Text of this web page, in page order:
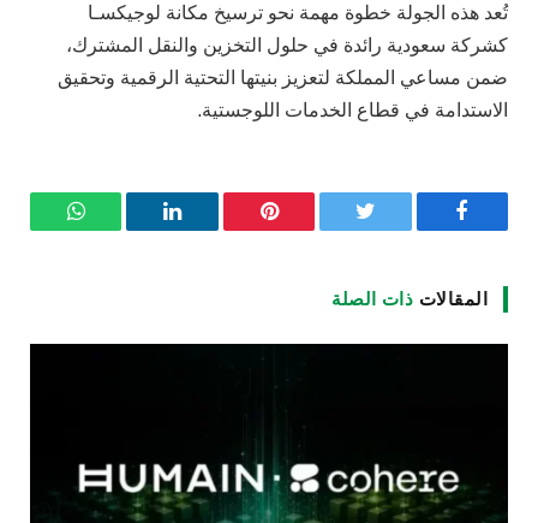
تُعد هذه الجولة خطوة مهمة نحو ترسيخ مكانة لوجيكسـا
كشركة سعودية رائدة في حلول التخزين والنقل المشترك،
ضمن مساعي المملكة لتعزيز بنيتها التحتية الرقمية وتحقيق
الاستدامة في قطاع الخدمات اللوجستية.
فيسبوك تويتر بينتيريست لينكدإن واتساب
المقالات ذات الصلة